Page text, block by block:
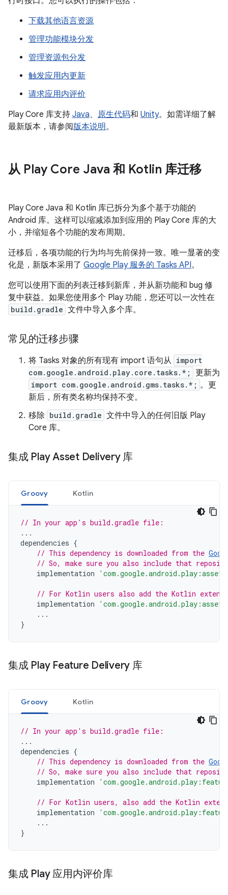
下载其他语言资源
管理功能模块分发
管理资源包分发
触发应用内更新
请求应用内评价
Play Core 库支持 Java、 原生代码和 Unity。如需详细了解
最新版本，请参阅版本说明。
从 Play Core Java 和 Kotlin 库迁移
Play Core Java 和 Kotlin 库已拆分为多个基于功能的
Android 库。这样可以缩减添加到应用的 Play Core 库的大
小，并缩短各个功能的发布周期。
迁移后，各项功能的行为均与先前保持一致。唯一显著的变
化是，新版本采用了 Google Play 服务的 Tasks API。
您可以使用下面的列表迁移到新库，并从新功能和 bug 修
复中获益。如果您使用多个 Play 功能，您还可以一次性在
build.gradle 文件中导入多个库。
常见的迁移步骤
将 Tasks 对象的所有现有 import 语句从 import
com.google.android.play.core.tasks.*;
更新为
import com.google.android.gms.tasks.*; 。更
新后，所有类名称均保持不变。
移除 build.gradle 文件中导入的任何旧版 Play
Core 库。
集成 Play Asset Delivery 库
Groovy Kotlin
// In your app's build.gradle file:
...
dependencies {
// This dependency is downloaded from the
// So, make sure you also include that
implementation
// For Kotlin users also add the Kotlin
implementation
...
}
集成 Play Feature Delivery 库
Groovy Kotlin
// In your app's build.gradle file:
...
dependencies {
// This dependency is downloaded from the
// So, make sure you also include that
implementation
// For Kotlin users, also add the Kotlin
implementation
...
}
集成 Play 应用内评价库